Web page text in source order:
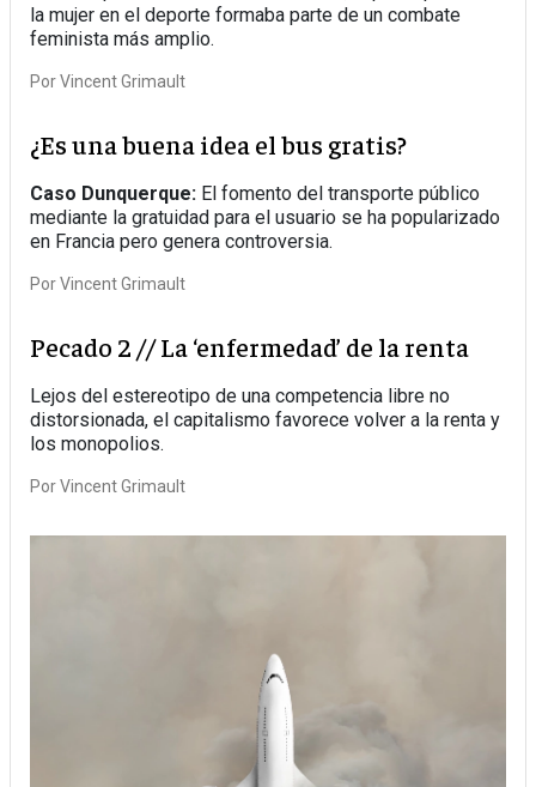
la mujer en el deporte formaba parte de un combate
feminista más amplio.
PorVincent Grimault
¿Es una buena idea el bus gratis?
Caso Dunquerque: El fomento del transporte público
mediante la gratuidad para el usuario se ha popularizado
en Francia pero genera controversia.
PorVincent Grimault
Pecado 2 // La ‘enfermedad’ de la renta
Lejos del estereotipo de una competencia libre no
distorsionada, el capitalismo favorece volver a la renta y
los monopolios.
PorVincent Grimault